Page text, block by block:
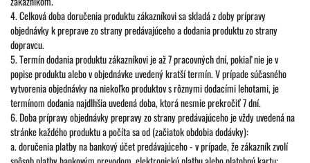
4. Celková doba doručenia produktu zákazníkovi sa skladá z doby prípravy
objednávky k preprave zo strany predávajúceho a dodania produktu zo strany
dopravcu.
5. Termín dodania produktu zákazníkovi je až 7 pracovných dní, pokiaľ nie je v
popise produktu alebo v objednávke uvedený kratší termín. V prípade súčasného
vytvorenia objednávky na niekoľko produktov s rôznymi dodacími lehotami, je
termínom dodania najdlhšia uvedená doba, ktorá nesmie prekročiť 7 dní.
6. Doba prípravy objednávky prepravy zo strany predávajúceho je vždy uvedená na
stránke každého produktu a počíta sa od (začiatok obdobia dodávky):
a. doručenia platby na bankový účet predávajúceho - v prípade, že zákazník zvolí